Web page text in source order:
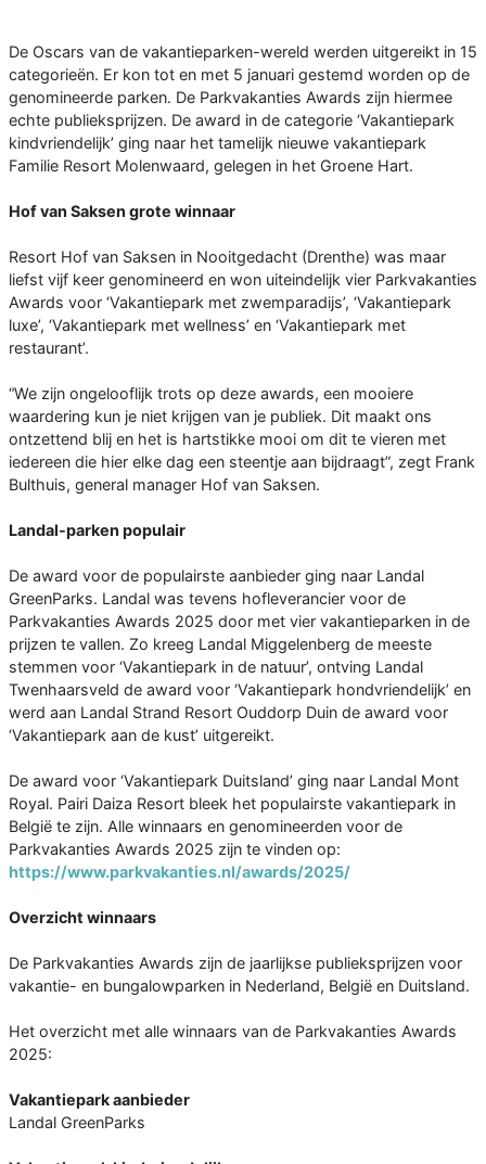
De Oscars van de vakantieparken-wereld werden uitgereikt in 15
categorieën. Er kon tot en met 5 januari gestemd worden op de
genomineerde parken. De Parkvakanties Awards zijn hiermee
echte publieksprijzen. De award in de categorie ‘Vakantiepark
kindvriendelijk’ ging naar het tamelijk nieuwe vakantiepark
Familie Resort Molenwaard, gelegen in het Groene Hart.
Hof van Saksen grote winnaar
Resort Hof van Saksen in Nooitgedacht (Drenthe) was maar
liefst vijf keer genomineerd en won uiteindelijk vier Parkvakanties
Awards voor ‘Vakantiepark met zwemparadijs’, ‘Vakantiepark
luxe’, ‘Vakantiepark met wellness’ en ‘Vakantiepark met
restaurant’.
“We zijn ongelooflijk trots op deze awards, een mooiere
waardering kun je niet krijgen van je publiek. Dit maakt ons
ontzettend blij en het is hartstikke mooi om dit te vieren met
iedereen die hier elke dag een steentje aan bijdraagt”, zegt Frank
Bulthuis, general manager Hof van Saksen.
Landal-parken populair
De award voor de populairste aanbieder ging naar Landal
GreenParks. Landal was tevens hofleverancier voor de
Parkvakanties Awards 2025 door met vier vakantieparken in de
prijzen te vallen. Zo kreeg Landal Miggelenberg de meeste
stemmen voor ‘Vakantiepark in de natuur’, ontving Landal
Twenhaarsveld de award voor ‘Vakantiepark hondvriendelijk’ en
werd aan Landal Strand Resort Ouddorp Duin de award voor
‘Vakantiepark aan de kust’ uitgereikt.
De award voor ‘Vakantiepark Duitsland’ ging naar Landal Mont
Royal. Pairi Daiza Resort bleek het populairste vakantiepark in
België te zijn. Alle winnaars en genomineerden voor de
Parkvakanties Awards 2025 zijn te vinden op:
https://www.parkvakanties.nl/awards/2025/
Overzicht winnaars
De Parkvakanties Awards zijn de jaarlijkse publieksprijzen voor
vakantie- en bungalowparken in Nederland, België en Duitsland.
Het overzicht met alle winnaars van de Parkvakanties Awards
2025:
Vakantiepark aanbieder
Landal GreenParks